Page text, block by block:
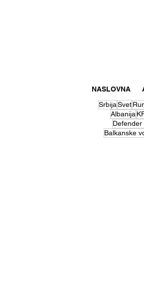
NASLOVNA
SrbijaSvet
Albanija
Defender
Balkanske